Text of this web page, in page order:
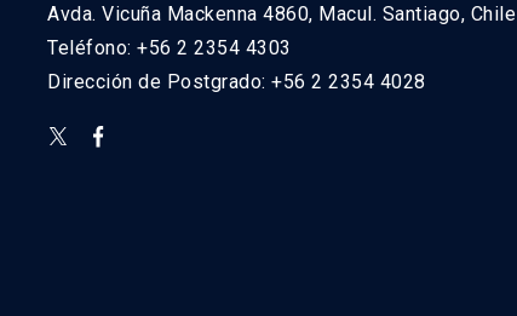
Avda. Vicuña Mackenna 4860, Macul. Santiago, Chile
Teléfono: +56 2 2354 4303
Dirección de Postgrado: +56 2 2354 4028